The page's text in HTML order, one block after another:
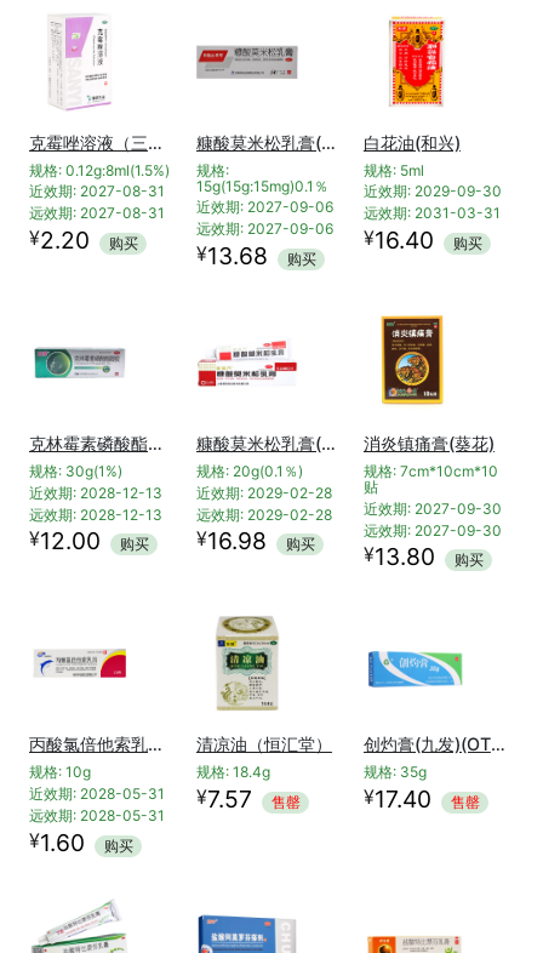
克霉唑溶液（三益）
规格: 0.12g:8ml(1.5%)
近效期: 2027-08-31
远效期: 2027-08-31
¥2.20 购买
糠酸莫米松乳膏(羚锐止痒平)
规格:
15g(15g:15mg)0.1％
近效期: 2027-09-06
远效期: 2027-09-06
¥13.68 购买
白花油(和兴)
规格: 5ml
近效期: 2029-09-30
远效期: 2031-03-31
¥16.40 购买
克林霉素磷酸酯凝胶(克逗)
规格: 30g(1%)
近效期: 2028-12-13
远效期: 2028-12-13
¥12.00 购买
糠酸莫米松乳膏(摩弥齐)
规格: 20g(0.1％)
近效期: 2029-02-28
远效期: 2029-02-28
¥16.98 购买
消炎镇痛膏(葵花)
规格: 7cm*10cm*10
贴
近效期: 2027-09-30
远效期: 2027-09-30
¥13.80 购买
丙酸氯倍他索乳膏（福元）
规格: 10g
近效期: 2028-05-31
远效期: 2028-05-31
¥1.60 购买
清凉油（恒汇堂）
规格: 18.4g
¥7.57 售罄
创灼膏(九发)(OTC)
规格: 35g
¥17.40 售罄